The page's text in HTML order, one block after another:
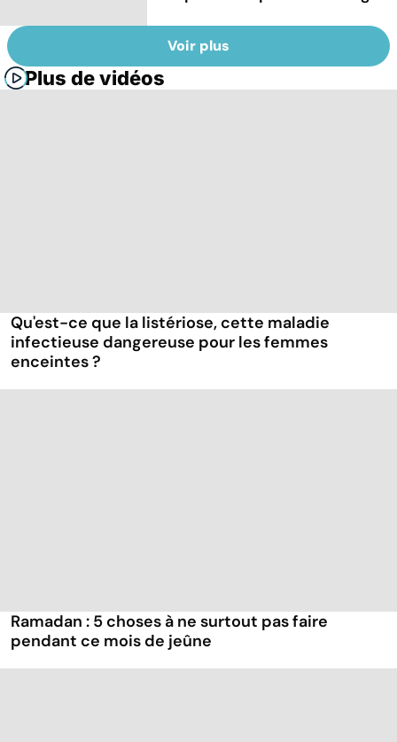
Voir plus
Plus de vidéos
Qu'est-ce que la listériose, cette maladie
infectieuse dangereuse pour les femmes
enceintes ?
Ramadan : 5 choses à ne surtout pas faire
pendant ce mois de jeûne